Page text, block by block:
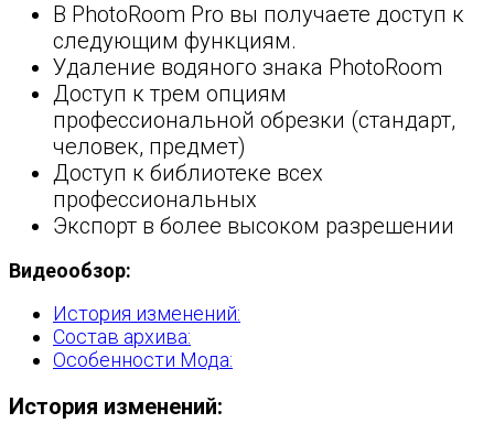
В PhotoRoom Pro вы получаете доступ к
следующим функциям.
Удаление водяного знака PhotoRoom
Доступ к трем опциям
профессиональной обрезки (стандарт,
человек, предмет)
Доступ к библиотеке всех
профессиональных
Экспорт в более высоком разрешении
Видеообзор:
История изменений:
Состав архива:
Особенности Мода:
История изменений: